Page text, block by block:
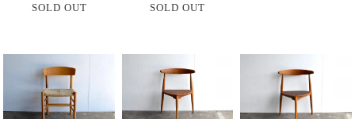
SOLD OUT
SOLD OUT